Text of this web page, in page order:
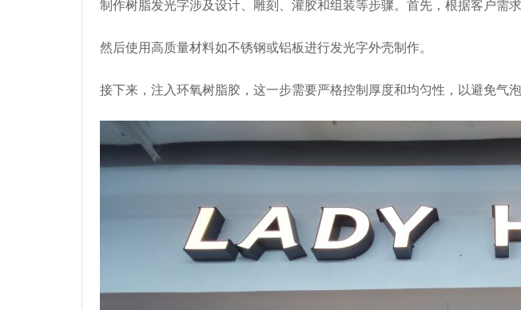
制作树脂发光字涉及设计、雕刻、灌胶和组装等步骤。首先，根据客户需
然后使用高质量材料如不锈钢或铝板进行发光字外壳制作。
接下来，注入环氧树脂胶，这一步需要严格控制厚度和均匀性，以避免气泡